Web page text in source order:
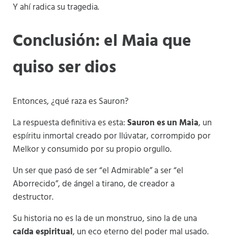
Y ahí radica su tragedia.
Conclusión: el Maia que
quiso ser dios
Entonces, ¿qué raza es Sauron?
La respuesta definitiva es esta:Sauron es un Maia, un
espíritu inmortal creado por Ilúvatar, corrompido por
Melkor y consumido por su propio orgullo.
Un ser que pasó de ser “el Admirable” a ser “el
Aborrecido”, de ángel a tirano, de creador a
destructor.
Su historia no es la de un monstruo, sino la de una
caída espiritual, un eco eterno del poder mal usado.